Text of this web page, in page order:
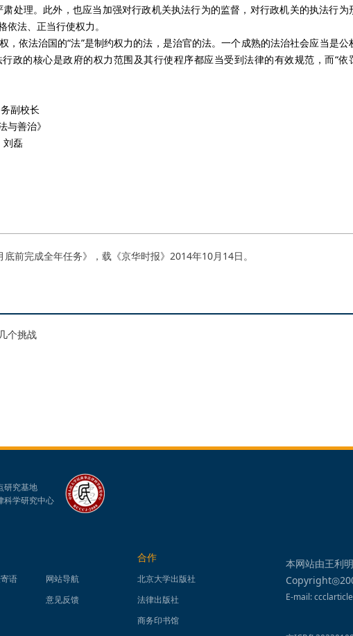
处理。此外，也应当加强对行政机关执法行为的监督，对行政机关的执法行为
法、正当行使权力。
，依法治国的“法”是制约权力的法，是治官的法。一个成熟的法治社会应当是公
政的核心是政府的权力范围及其行使程序都应当受到法律的有效规范，而“依
副校长
与善治》
刘磊
前完成全年任务》，载《京华时报》2014年10月14日。
个挑战
研究基地
科学研究中心
语
网站导航
意见反馈
合作
北京大学出版社
法律出版社
商务印书馆
本网站由王利
E-mail: